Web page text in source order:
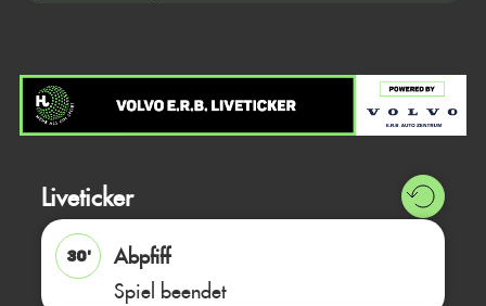
Liveticker
30'
Abpfiff
Spiel beendet